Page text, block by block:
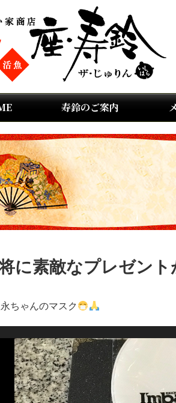
寿鈴のご案内
に素敵なプレゼン
ちゃんのマスク